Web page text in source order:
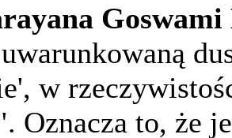
w
Oznacza to, że